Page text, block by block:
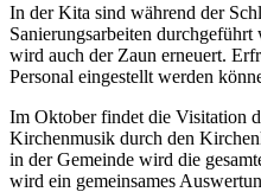
In der Kita sind während der
Sanierungsarbeiten
wird auch der Zaun erneuert.
Personal eingestellt werden
Im Oktober findet die Visitation
Kirchenmusik durch den
in der Gemeinde wird die
wird ein gemeinsames